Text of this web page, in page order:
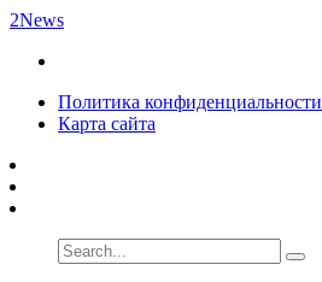
2News
Политика конфиденциальности
Карта сайта